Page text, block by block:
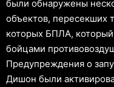
были обнаружены
объектов, пересекших
которых БПЛА,
бойцами
Предупреждения о
Дишон были